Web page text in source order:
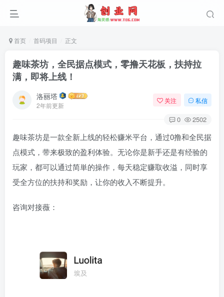
首页 首码项目 正文
趣味茶坊，全民据点模式，零撸天花板，扶持拉
满，即将上线！
洛丽塔
2年前更新
关注 私信
0 2502
趣味茶坊是一款全新上线的轻松赚米平台，通过0撸和全民据
点模式，带来极致的盈利体验。无论你是新手还是有经验的
玩家，都可以通过简単的操作，每天稳定赚取收溢，同时享
受全方位的扶持和奖励，让你的收入不断提升。
咨询对接薇：